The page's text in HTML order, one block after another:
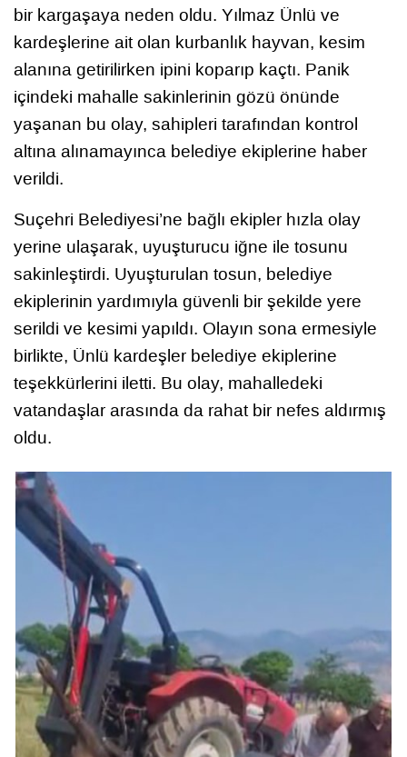
bir kargaşaya neden oldu. Yılmaz Ünlü ve
kardeşlerine ait olan kurbanlık hayvan, kesim
alanına getirilirken ipini koparıp kaçtı. Panik
içindeki mahalle sakinlerinin gözü önünde
yaşanan bu olay, sahipleri tarafından kontrol
altına alınamayınca belediye ekiplerine haber
verildi.
Suçehri Belediyesi’ne bağlı ekipler hızla olay
yerine ulaşarak, uyuşturucu iğne ile tosunu
sakinleştirdi. Uyuşturulan tosun, belediye
ekiplerinin yardımıyla güvenli bir şekilde yere
serildi ve kesimi yapıldı. Olayın sona ermesiyle
birlikte, Ünlü kardeşler belediye ekiplerine
teşekkürlerini iletti. Bu olay, mahalledeki
vatandaşlar arasında da rahat bir nefes aldırmış
oldu.